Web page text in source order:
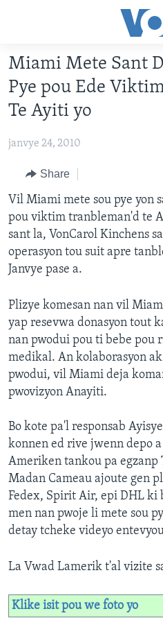
Skip
to
main
content
to
Navigation
Skip
to
Search
LÈZETAZINI
AMERIK LATIN
ENTÈNASYONAL
VIDEO
FLASHPOINT IKRÈN
Learning English
SUIV NOU
Languages
Miami Mete Sant
Pye pou Ede
Te Ayiti yo
janvye 24, 2010
Share
Vil Miami mete sou pye yon
pou viktim tranbleman'd te
sant la, VonCarol Kinchens
operasyon tou suit apre
Janvye pase a.
Plizye komesan nan vil
yap resevwa donasyon tout
nan pwodui pou ti bebe pou
medikal. An kolaborasyon
pwodui, vil Miami deja
pwovizyon Anayiti.
Bo kote pa'l responsab
konnen ed rive jwenn depo
Ameriken tankou pa egzanp
Madan Cameau ajoute gen
Fedex, Spirit Air, epi DHL ki
men nan pwoje li mete sou
detay tcheke videyo
La Vwad Lamerik t'al vizite
Klike isit pou we foto yo